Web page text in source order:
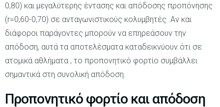
0,80) και μεγαλύτερης έντασης και απόδοσης προπόνησης
(r=0,60-0,70) σε ανταγωνιστικούς κολυμβητές .Αν και
διάφοροι παράγοντες μπορούν να επηρεάσουν την
απόδοση, αυτά τα αποτελέσματα καταδεικνύουν ότι σε
ατομικά αθλήματα , το προπονητικό φορτίο συμβάλλει
σημαντικά στη συνολική απόδοση.
Προπονητικό φορτίο και απόδοση